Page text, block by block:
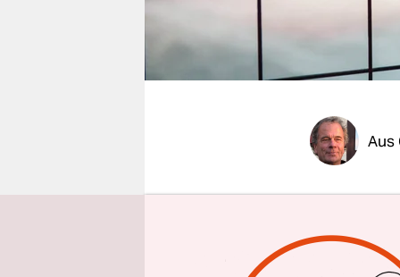
unterstützen
abo
genossenschaft
Aus
Dicht
Region